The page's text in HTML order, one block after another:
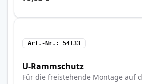
Art.-Nr. 54133
U-Rammschutz
Für die freistehende Montage auf